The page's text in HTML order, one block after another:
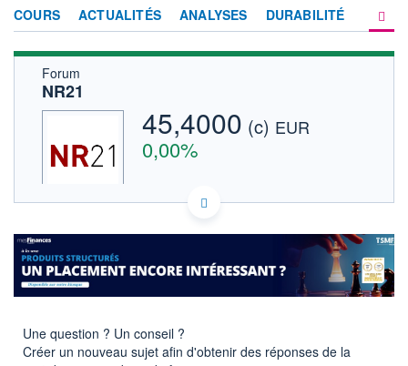
COURS ACTUALITÉS ANALYSES DURABILITÉ
FORUM
ACTIONNAIRES
Forum
NR21
45,4000 (c) EUR
0,00%
EURONEXT PARIS DONNÉES TEMPS RÉEL
Politique d'exécution
Cotation sur les autres places
Distributeurs - Habillement
CLÔTURE VEILLE
Une question ? Un conseil ?
Créer un nouveau sujet afin d'obtenir des réponses de la